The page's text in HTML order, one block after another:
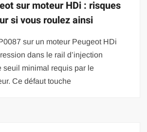
sur moteur HDi : risques
si vous roulez ainsi
sur un moteur Peugeot HDi
dans le rail d’injection
seuil minimal requis par le
Ce défaut touche